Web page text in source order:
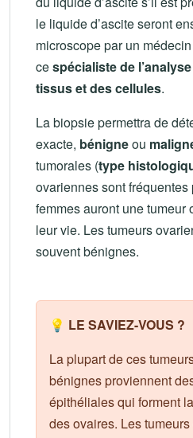
le liquide d’ascite seront
microscope par un
cespécialiste de
tissus et des cellules.
La biopsie permettra de
exacte, bénigneou
tumorales (type
ovariennes sont
femmes auront une tumeur
leur vie. Les tumeurs
souvent bénignes.
💡 LE SAVIEZ-VOUS ?
La plupart de ces
bénignes proviennent
épithéliales qui forment
des ovaires. Les